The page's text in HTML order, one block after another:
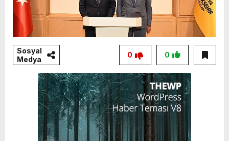
Sosyal
Medya
0
0